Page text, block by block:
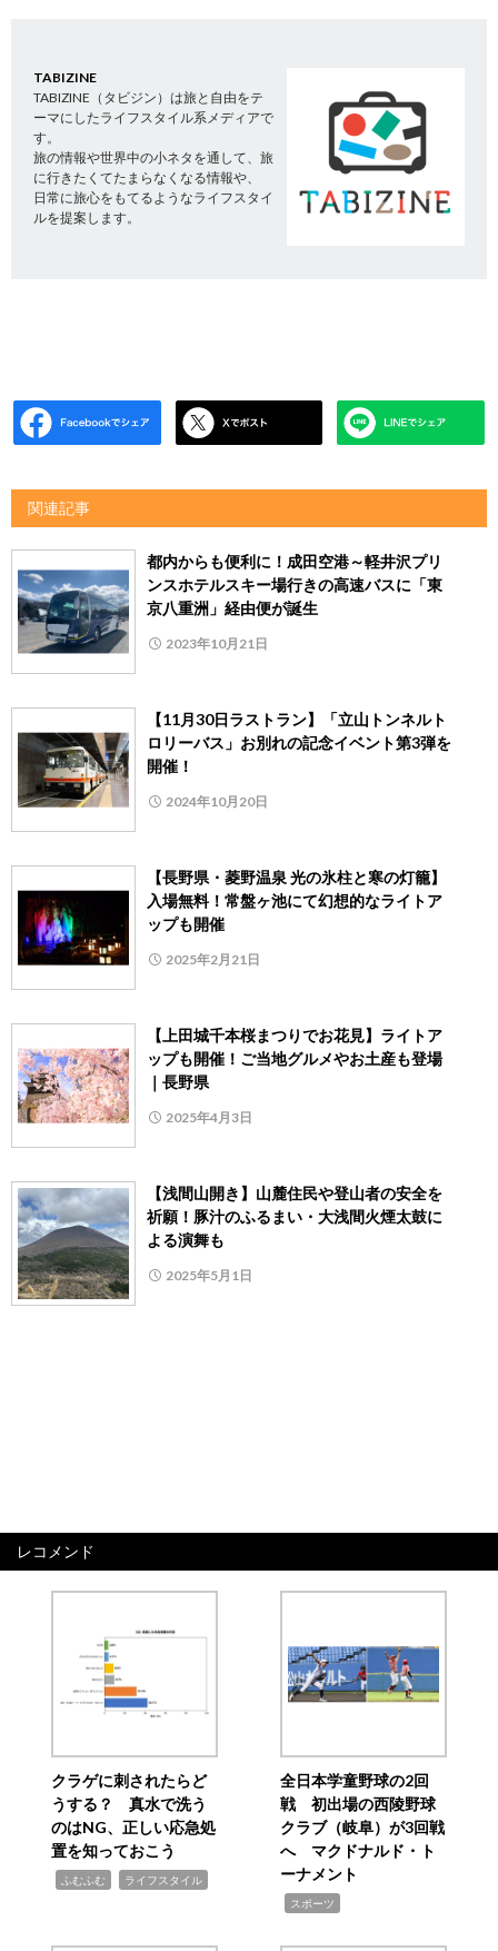
TABIZINE
TABIZINE（タビジン）は旅と自由をテ
ーマにしたライフスタイル系メディアで
す。
旅の情報や世界中の小ネタを通して、旅
に行きたくてたまらなくなる情報や、
日常に旅心をもてるようなライフスタイ
ルを提案します。
関連記事
都内からも便利に！成田空港～軽井沢プリ
ンスホテルスキー場行きの高速バスに「東
京八重洲」経由便が誕生
2023年10月21日
【11月30日ラストラン】「立山トンネルト
ロリーバス」お別れの記念イベント第3弾を
開催！
2024年10月20日
【長野県・菱野温泉 光の氷柱と寒の灯籠】
入場無料！常盤ヶ池にて幻想的なライトア
ップも開催
2025年2月21日
【上田城千本桜まつりでお花見】ライトア
ップも開催！ご当地グルメやお土産も登場
｜長野県
2025年4月3日
【浅間山開き】山麓住民や登山者の安全を
祈願！豚汁のふるまい・大浅間火煙太鼓に
よる演舞も
2025年5月1日
レコメンド
クラゲに刺されたらど
うする？ 真水で洗う
のはNG、正しい応急処
置を知っておこう
ふむふむ ライフスタイル
全日本学童野球の2回
戦 初出場の西陵野球
クラブ（岐阜）が3回戦
へ マクドナルド・ト
ーナメント
スポーツ